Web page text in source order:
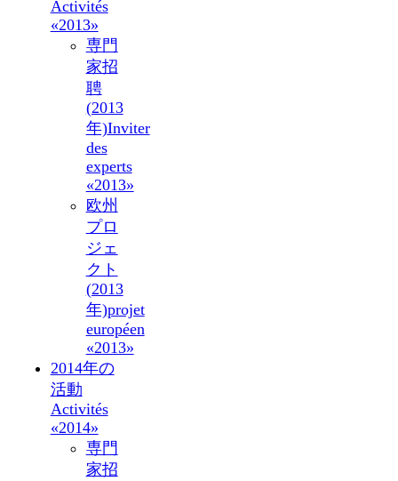
Activités
«2013»
専門
家招
聘
(2013
年)Inviter
des
experts
«2013»
欧州
プロ
ジェ
クト
(2013
年)projet
européen
«2013»
2014年の
活動
Activités
«2014»
専門
家招